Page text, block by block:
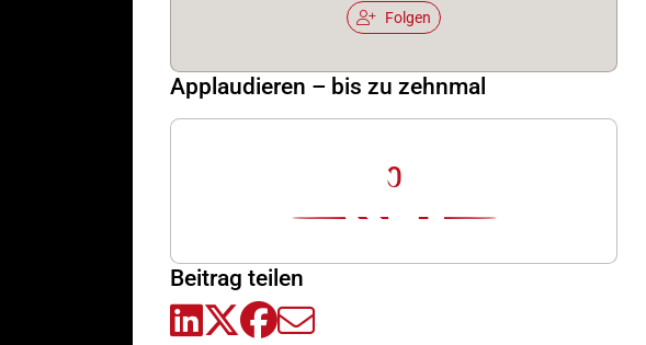
Folgen
Applaudieren – bis zu zehnmal
0
Beitrag teilen